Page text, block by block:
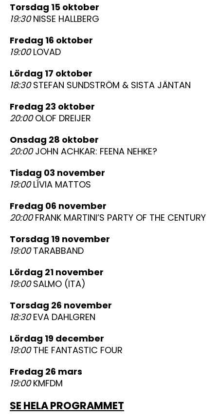
torsdag 15 oktober
19:30NISSE HALLBERG
fredag 16 oktober
19:00LOVAD
lördag 17 oktober
18:30STEFAN SUNDSTRÖM & SISTA JÄNTAN
fredag 23 oktober
20:00OLOF DREIJER
onsdag 28 oktober
20:00JOHN ACHKAR: FEENA NEHKE?
tisdag 03 november
19:00LÍVIA MATTOS
fredag 06 november
20:00FRANK MARTINI’S PARTY OF THE CENTURY
torsdag 19 november
19:00TARABBAND
lördag 21 november
19:00SALMO (ITA)
torsdag 26 november
18:30EVA DAHLGREN
lördag 19 december
19:00THE FANTASTIC FOUR
fredag 26 mars
19:00KMFDM
SE HELA PROGRAMMET